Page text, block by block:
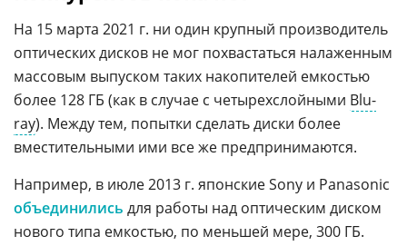
На 15 марта 2021 г. ни один крупный производитель
оптических дисков не мог похвастаться налаженным
массовым выпуском таких накопителей емкостью
более 128 ГБ (как в случае с четырехслойными Blu-
ray). Между тем, попытки сделать диски более
вместительными ими все же предпринимаются.
Например, в июле 2013 г. японские Sony и Panasonic
объединились для работы над оптическим диском
нового типа емкостью, по меньшей мере, 300 ГБ.